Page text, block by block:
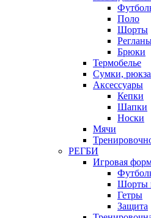
Поло
Шорты
Брюки
Термобелье
Сумки,
Аксессуары
Кепки
Шапки
Носки
Мячи
РЕГБИ
Игровая
Шорты
Гетры
Защита